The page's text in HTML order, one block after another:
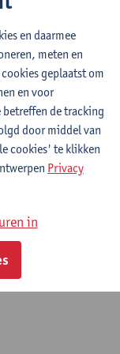
2
stelsel
en daarmee
meten en
geplaatst om
en voor
de tracking
door middel van
cookies' te klikken
Privacy
in